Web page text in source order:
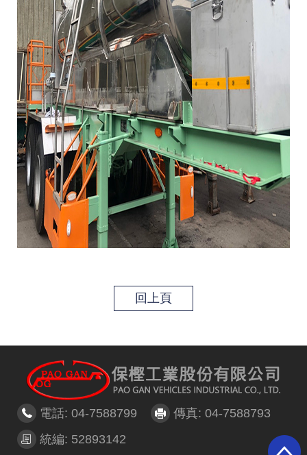
回上頁
電話: 04-7588799
傳真: 04-7588793
統編: 52893142